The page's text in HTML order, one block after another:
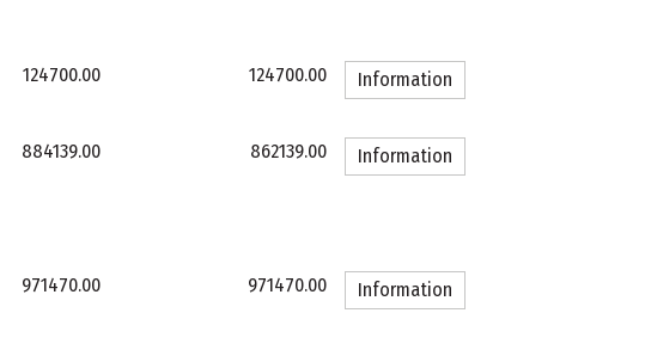
124700.00 124700.00 Information
884139.00 862139.00 Information
971470.00 971470.00 Information